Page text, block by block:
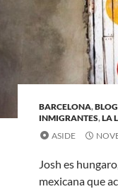
BARCELONA,
INMIGRANTES,LA
ASIDE
Josh es
mexicana que